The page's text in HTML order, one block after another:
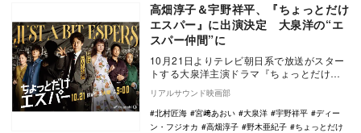
高畑淳子＆宇野祥平、『ちょっとだけ
エスパー』に出演決定 大泉洋の“エ
スパー仲間”に
10月21日よりテレビ朝日系で放送がスター
トする大泉洋主演ドラマ『ちょっとだけエ
スパー』に高畑淳子と宇野祥平が出演する
ことが決定…
リアルサウンド映画部
北村匠海
宮﨑あおい 大泉洋 宇野祥平
ディー
ン・フジオカ
高畑淳子 野木亜紀子
ちょっとだけ